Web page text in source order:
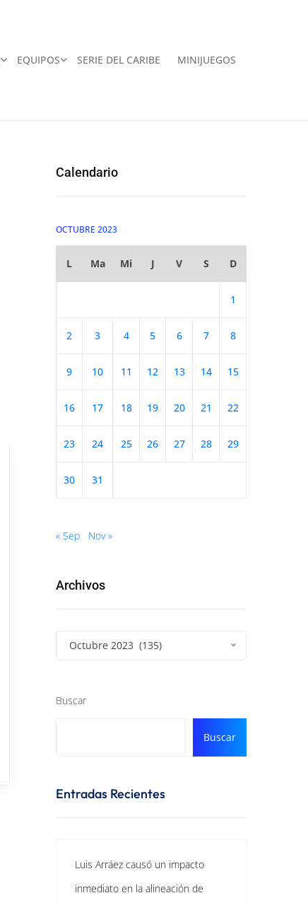
EQUIPOS SERIE DEL CARIBE MINIJUEGOS
Calendario
OCTUBRE 2023
L Ma Mi J V S D
1
2 3 4 5 6 7 8
9 10 11 12 13 14 15
16 17 18 19 20 21 22
23 24 25 26 27 28 29
30 31
« Sep Nov »
Archivos
Octubre 2023 (135)
Buscar
Buscar
Entradas Recientes
Luis Arráez causó un impacto
inmediato en la alineación de